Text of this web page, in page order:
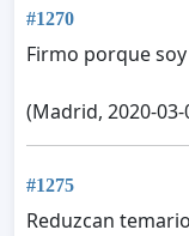
#1270
Firmo porque
(Madrid, 2020-03-
#1275
Reduzcan